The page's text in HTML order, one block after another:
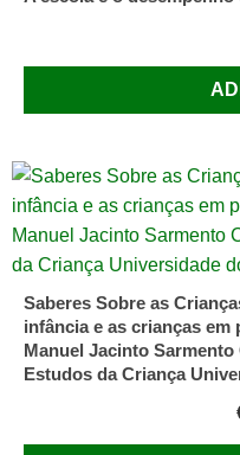
Saberes Sobre as
infância e as crianças em
Manuel Jacinto
Estudos da Criança